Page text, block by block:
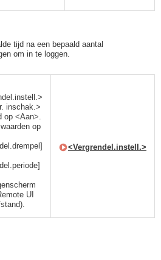
tijd na een bepaald aantal
om in te loggen.
inschak.>
op <Aan>.
op
UI
<Vergrendel.instell.>